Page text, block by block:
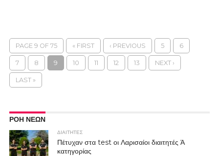
PAGE 9 OF 75 « FIRST ‹ PREVIOUS 5 6
7 8 9 10 11 12 13 NEXT ›
LAST »
ΡΟΗ ΝΕΩΝ
ΔΙΑΙΤΗΤΕΣ
Πέτυχαν στα test οι Λαρισαίοι διαιτητές Ά
κατηγορίας